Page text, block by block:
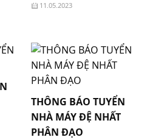
11.05.2023
THÔNG BÁO TUYỂN
NHÀ MÁY ĐỆ NHẤT
PHÂN ĐẠO